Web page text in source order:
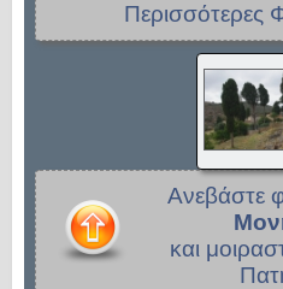
Περισσότερες
Ανεβάστε
και